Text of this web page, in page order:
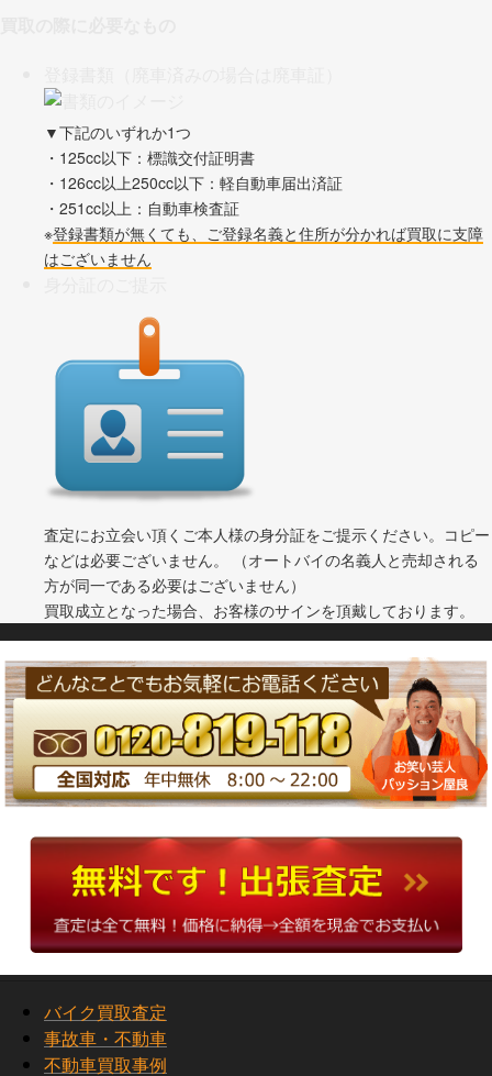
▼下記のいずれか1つ
・125cc以下：標識交付証明書
・126cc以上250cc以下：軽自動車届出済証
・251cc以上：自動車検査証
※登録書類が無くても、ご登録名義と住所が分かれば買取に支障
はございません
査定にお立会い頂くご本人様の身分証をご提示ください。コピー
などは必要ございません。 （オートバイの名義人と売却される
方が同一である必要はございません）
買取成立となった場合、お客様のサインを頂戴しております。
バイク買取査定
事故車・不動車
不動車買取事例